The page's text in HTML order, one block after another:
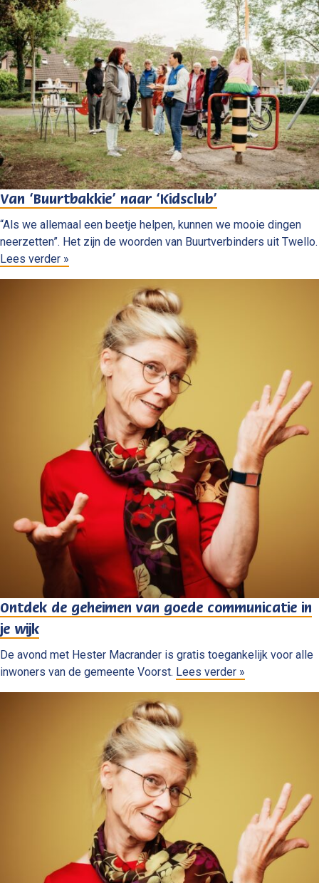
Van ‘Buurtbakkie’ naar ‘Kidsclub’
“Als we allemaal een beetje helpen, kunnen we mooie dingen
neerzetten”. Het zijn de woorden van Buurtverbinders uit Twello.
Lees verder »
Ontdek de geheimen van goede communicatie in
je wijk
De avond met Hester Macrander is gratis toegankelijk voor alle
inwoners van de gemeente Voorst. Lees verder »